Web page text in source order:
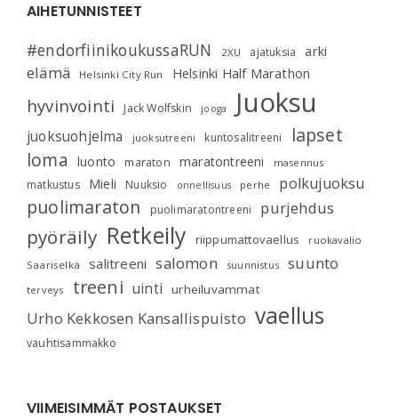
AIHETUNNISTEET
#endorfiinikoukussaRUN 2XU ajatuksia arki
elämä Helsinki City Run Helsinki Half Marathon
hyvinvointi Jack Wolfskin jooga Juoksu
juoksuohjelma juoksutreeni kuntosalitreeni
lapset
loma
luonto maraton maratontreeni masennus
matkustus Mieli Nuuksio onnellisuus perhe polkujuoksu
puolimaraton puolimaratontreeni purjehdus
pyöräily Retkeily riippumattovaellus
ruokavalio
Saariselkä
salitreeni salomon suunnistus suunto
terveys treeni uinti urheiluvammat
Urho Kekkosen Kansallispuisto vaellus
vauhtisammakko
VIIMEISIMMÄT POSTAUKSET